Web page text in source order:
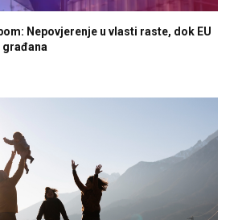
Nepovjerenje u vlasti raste, dok EU
građana